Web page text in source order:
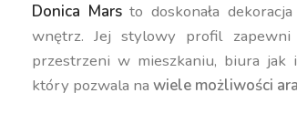
Donica Marsto doskonała
wnętrz. Jej stylowy profil zapewni
przestrzeni w mieszkaniu, biura jak
który pozwala nawiele możliwości